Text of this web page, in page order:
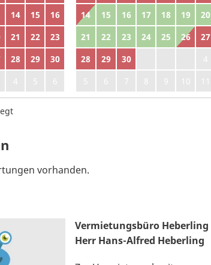
14 15
16
21 22
23
28 29
30
4 5 6
14
15 16 17 18 19
20
21
22 23 24 25 26
27
28
29 30
4
5
6 7 8 9 10
vorhanden.
Vermietungsbüro Heberling
Herr Hans-Alfred Heberling